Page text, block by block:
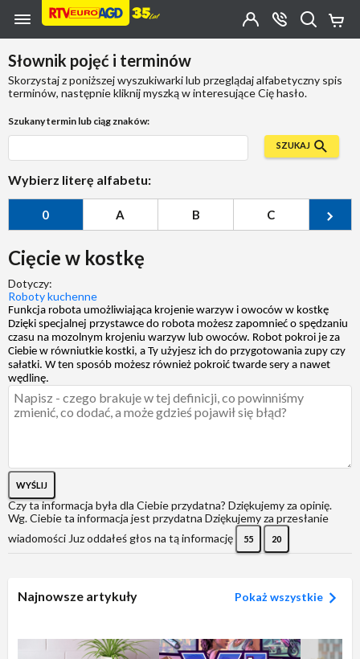
Przejdź do zawartości strony
Przejdź do wyszukiwarki
Przejdź do kategorii
Przejdź do stopki
OTWÓRZ
MENU
Moje
Konto
szukasz?
Słownik pojęć i terminów
Skorzystaj z poniższej wyszukiwarki lub przeglądaj alfabetyczny spis
terminów, następnie kliknij myszką w interesujące Cię hasło.
Szukany termin lub ciąg znaków:
SZUKAJ
Wybierz literę alfabetu:
0 A B C
Cięcie w kostkę
Dotyczy:
Roboty kuchenne
Funkcja robota umożliwiająca krojenie warzyw i owoców w kostkę
Dzięki specjalnej przystawce do robota możesz zapomnieć o spędzaniu
czasu na mozolnym krojeniu warzyw lub owoców. Robot pokroi je za
Ciebie w równiutkie kostki, a Ty użyjesz ich do przygotowania zupy czy
sałatki. W ten sposób możesz również pokroić twarde sery a nawet
wędlinę.
WYŚLIJ
Czy ta informacja była dla Ciebie przydatna? Dziękujemy za opinię.
Wg. Ciebie ta informacja jest przydatna Dziękujemy za przesłanie
wiadomości Juz oddałeś głos na tą informację 55 20
Najnowsze artykuły Pokaż wszystkie